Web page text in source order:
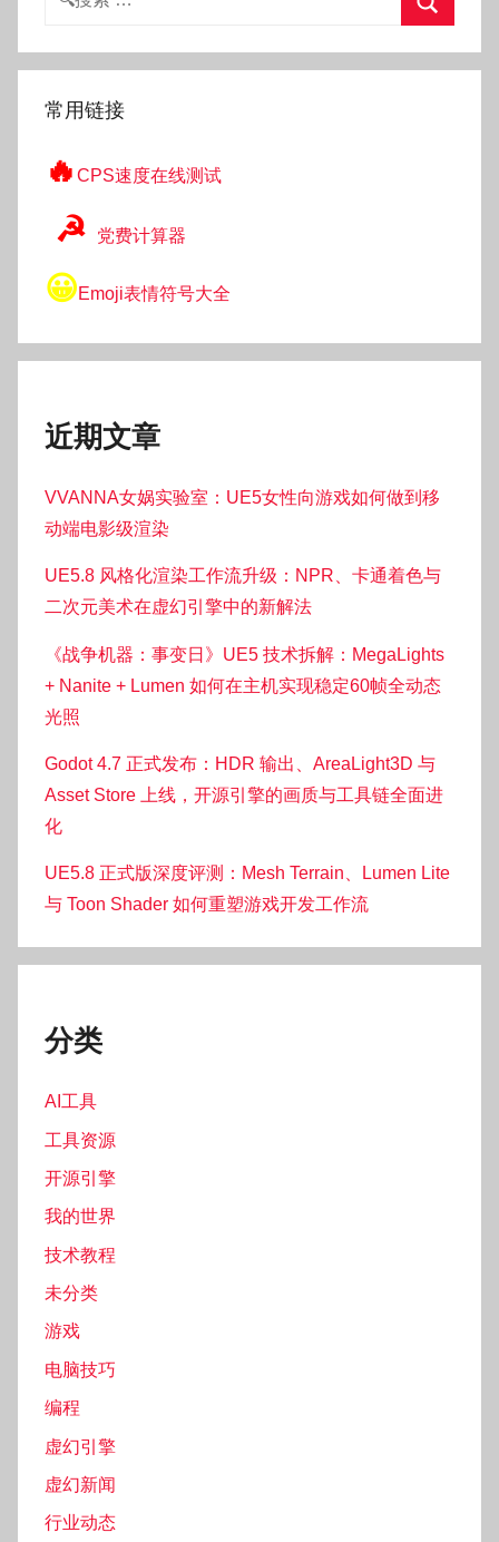
索
常用链接
🔥 CPS速度在线测试
☭ 党费计算器
😀Emoji表情符号大全
近期文章
VVANNA女娲实验室：UE5女性向游戏如何做到移
动端电影级渲染
UE5.8 风格化渲染工作流升级：NPR、卡通着色与
二次元美术在虚幻引擎中的新解法
《战争机器：事变日》UE5 技术拆解：MegaLights
+ Nanite + Lumen 如何在主机实现稳定60帧全动态
光照
Godot 4.7 正式发布：HDR 输出、AreaLight3D 与
Asset Store 上线，开源引擎的画质与工具链全面进
化
UE5.8 正式版深度评测：Mesh Terrain、Lumen Lite
与 Toon Shader 如何重塑游戏开发工作流
分类
AI工具
工具资源
开源引擎
我的世界
技术教程
未分类
游戏
电脑技巧
编程
虚幻引擎
虚幻新闻
行业动态